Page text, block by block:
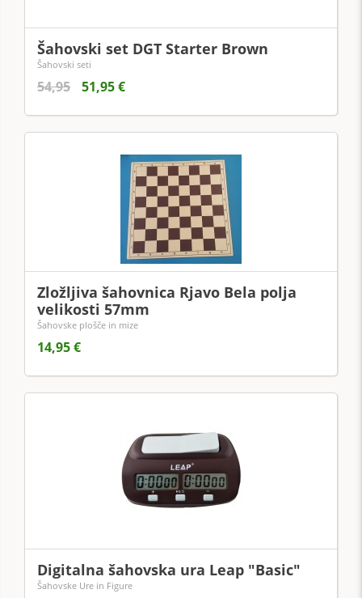
Šahovski set DGT Starter Brown
Šahovski seti
54,95 51,95 €
Zložljiva šahovnica Rjavo Bela polja
velikosti 57mm
Šahovske plošče in mize
14,95 €
Digitalna šahovska ura Leap "Basic"
Šahovske Ure in Figure